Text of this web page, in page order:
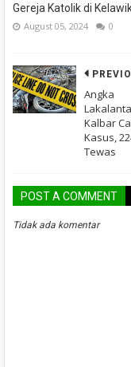
Gereja Katolik di
August 05, 2024 0
Angka
Kalbar
Kasus,
Tewas
POST A COMMENT
Tidak ada komentar